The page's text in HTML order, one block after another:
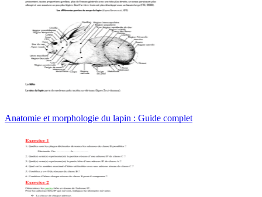
Anatomie et morphologie du lapin : Guide complet